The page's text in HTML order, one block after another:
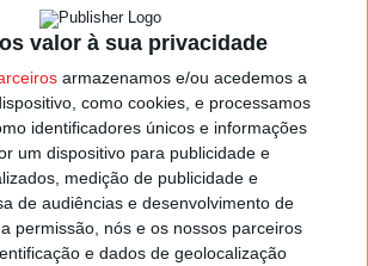
valor à sua privacidade
armazenamos e/ou acedemos a
como cookies, e processamos
identificadores únicos e informações
um dispositivo para publicidade e
medição de publicidade e
de audiências e desenvolvimento de
permissão, nós e os nossos parceiros
e dados de geolocalização
novos nas últimas 24 horas (783),
e Vale do Tejo (749), o Centro (389),
Madeira (105), os Açores (19) e o
ocorreram em Lisboa e Vale do Tejo,
registado no Centro, Alentejo e
e uma na Madeira.